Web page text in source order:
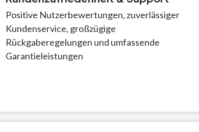
Positive Nutzerbewertungen, zuverlässiger
Kundenservice, großzügige
Rückgaberegelungen und umfassende
Garantieleistungen